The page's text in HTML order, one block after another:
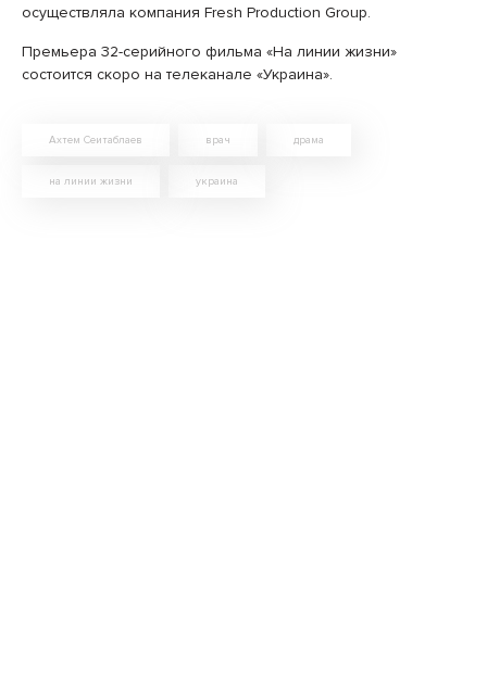
осуществляла компания Fresh Production Group.
Премьера 32-серийного фильма «На линии жизни»
состоится скоро на телеканале «Украина».
Ахтем Сеитаблаев врач драма
на линии жизни украина